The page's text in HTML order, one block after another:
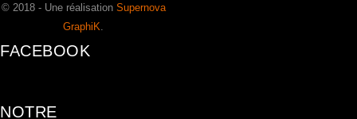
© 2018 - Une réalisation Supernova
GraphiK
FACEBOOK
NOTRE